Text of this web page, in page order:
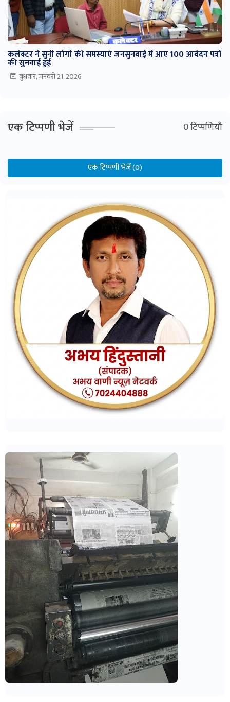
कलेक्टर ने सुनी लोगों की समस्याएं जनसुनवाई में आए 100 आवेदन पत्रों
की सुनवाई हुई
बुधवार, जनवरी 21, 2026
एक टिप्पणी भेजें 0 टिप्पणियाँ
एक टिप्पणी भेजें (0)